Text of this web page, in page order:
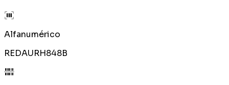
Alfanumérico
REDAURH848B